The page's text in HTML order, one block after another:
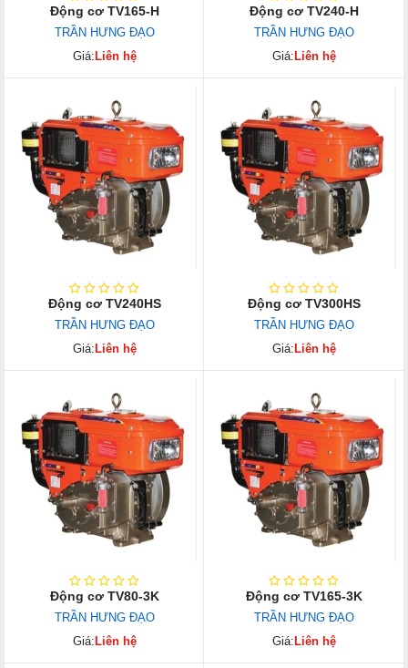
Động cơ TV165-H
TRẦN HƯNG ĐẠO
Giá: Liên hệ
Động cơ TV240-H
TRẦN HƯNG ĐẠO
Giá: Liên hệ
Động cơ TV240HS
TRẦN HƯNG ĐẠO
Giá: Liên hệ
Động cơ TV300HS
TRẦN HƯNG ĐẠO
Giá: Liên hệ
Động cơ TV80-3K
TRẦN HƯNG ĐẠO
Giá: Liên hệ
Động cơ TV165-3K
TRẦN HƯNG ĐẠO
Giá: Liên hệ